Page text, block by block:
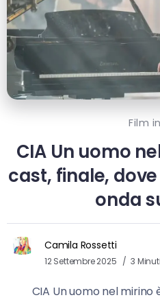
Film
CIA Un uomo
cast, finale,
onda
Camila Rossetti
12 Settembre 2025 3
CIA Un uomo nel mirino